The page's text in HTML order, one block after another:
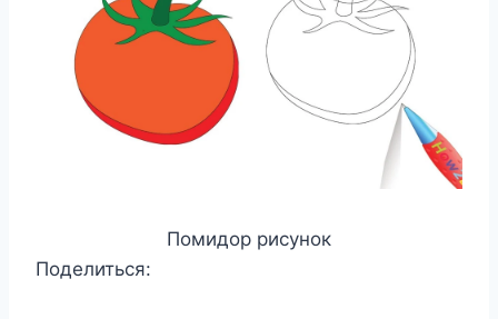
Помидор рисунок
Поделиться: